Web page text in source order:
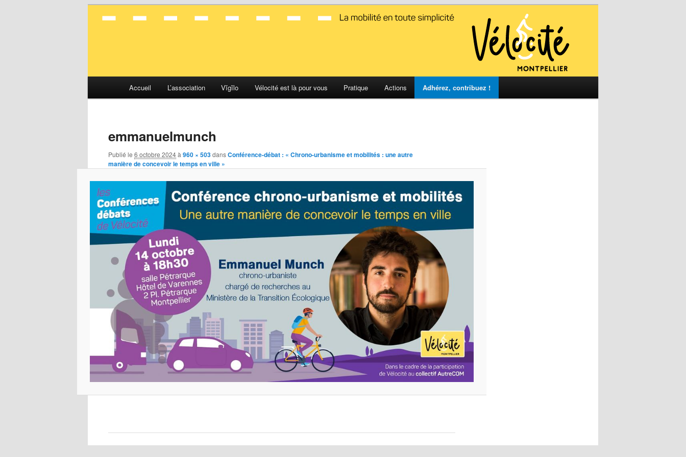
Aller
contenu
principal
Aller
contenu
secondaire
Accueil L’association Vĭgĭlo Vélocité est là pour vous Pratique Actions Adhérez, contribuez !
emmanuelmunch
Publié le 6 octobre 2024à 960 × 503dansConférence-débat : « Chrono-urbanisme et mobilités : une autre
manière de concevoir le temps en ville »